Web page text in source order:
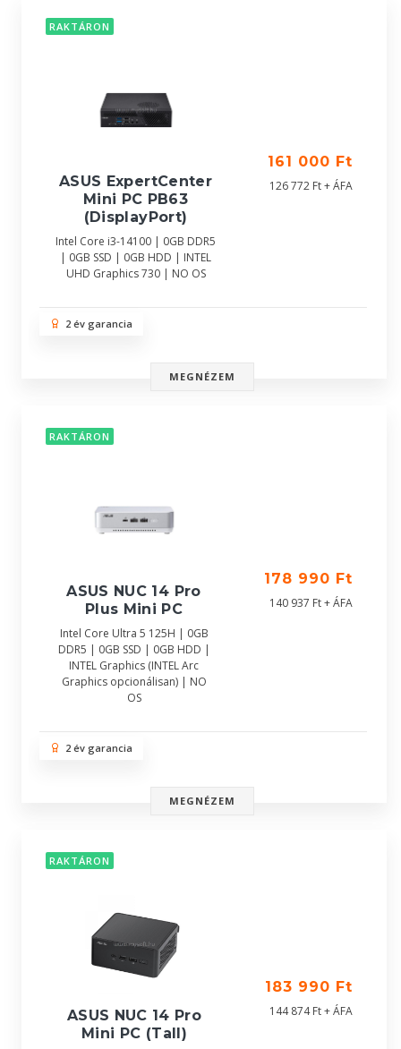
RAKTÁRON
ASUS ExpertCenter
Mini PC PB63
(DisplayPort)
Intel Core i3-14100 | 0GB DDR5
| 0GB SSD | 0GB HDD | INTEL
UHD Graphics 730 | NO OS
161 000 Ft
126 772 Ft + ÁFA
2 év garancia
MEGNÉZEM
RAKTÁRON
ASUS NUC 14 Pro
Plus Mini PC
Intel Core Ultra 5 125H | 0GB
DDR5 | 0GB SSD | 0GB HDD |
INTEL Graphics (INTEL Arc
Graphics opcionálisan) | NO
OS
178 990 Ft
140 937 Ft + ÁFA
2 év garancia
MEGNÉZEM
RAKTÁRON
ASUS NUC 14 Pro
Mini PC (Tall)
183 990 Ft
144 874 Ft + ÁFA